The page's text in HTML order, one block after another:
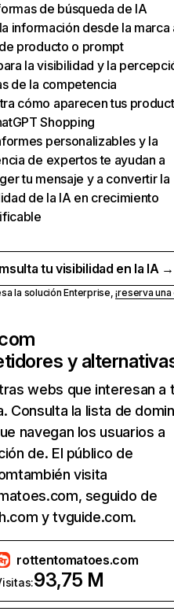
de búsqueda de IA
información desde la marca
producto o prompt
la visibilidad y la
de la competencia
cómo aparecen tus
Shopping
personalizables y la
de expertos te ayudan a
tu mensaje y a convertir la
de la IA en crecimiento
tu visibilidad en la IA →
la solución Enterprise,¡reserva
y
webs que interesan a
Consulta la lista de
navegan los usuarios a
de. El público de
visita
seguido de
y tvguide.com.
rottentomatoes.com
93,75 M